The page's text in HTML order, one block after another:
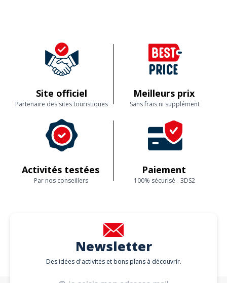
Site officiel
Partenaire des sites touristiques
Meilleurs prix
Sans frais ni supplément
Activités testées
Par nos conseillers
Paiement
100% sécurisé - 3DS2
Newsletter
Des idées d'activités et bons plans à découvrir.